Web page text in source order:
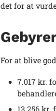
det for at
For at blive
7.017 kr.
13.256 kr.